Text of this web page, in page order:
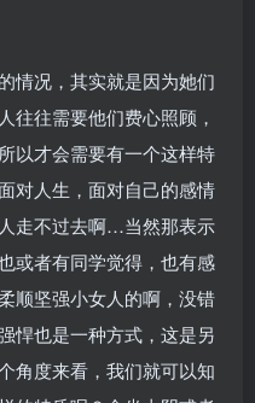
情况，其实就是因为她们
往往需要他们费心照顾，
以才会需要有一个这样特
对人生，面对自己的感情
走不过去啊…当然那表示
或者有同学觉得，也有感
顺坚强小女人的啊，没错
悍也是一种方式，这是另
角度来看，我们就可以知